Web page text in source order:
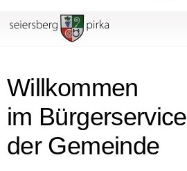
Willkommen
im Bürgerservice
der Gemeinde